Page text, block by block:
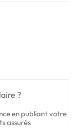
?
en publiant votre
assurés